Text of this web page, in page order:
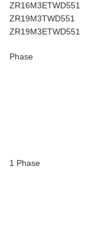
ZR16M3ETWD551
ZR19M3TWD551
ZR19M3ETWD551
Phase
1 Phase